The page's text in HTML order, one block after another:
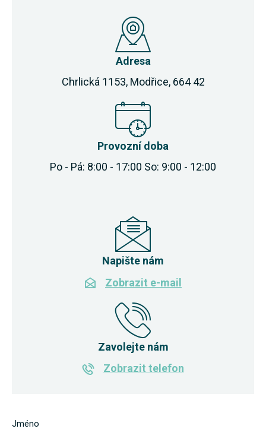
Adresa
Chrlická 1153, Modřice, 664 42
Provozní doba
Po - Pá: 8:00 - 17:00 So: 9:00 - 12:00
Napište nám
Zobrazit e-mail
Zavolejte nám
Zobrazit telefon
Jméno